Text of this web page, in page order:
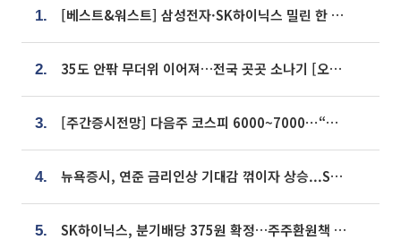
1. [베스트&워스트] 삼성전자·SK하이닉스 밀린 한 주…상상인증권은 85% 급등
2. 35도 안팎 무더위 이어져…전국 곳곳 소나기 [오늘 날씨]
3. [주간증시전망] 다음주 코스피 6000~7000⋯“外人 수급은 정책이 변수”
4. 뉴욕증시, 연준 금리인상 기대감 꺾이자 상승...S&P500 사상 최고치 [종합]
5. SK하이닉스, 분기배당 375원 확정…주주환원책 9월로 앞당겨 발표